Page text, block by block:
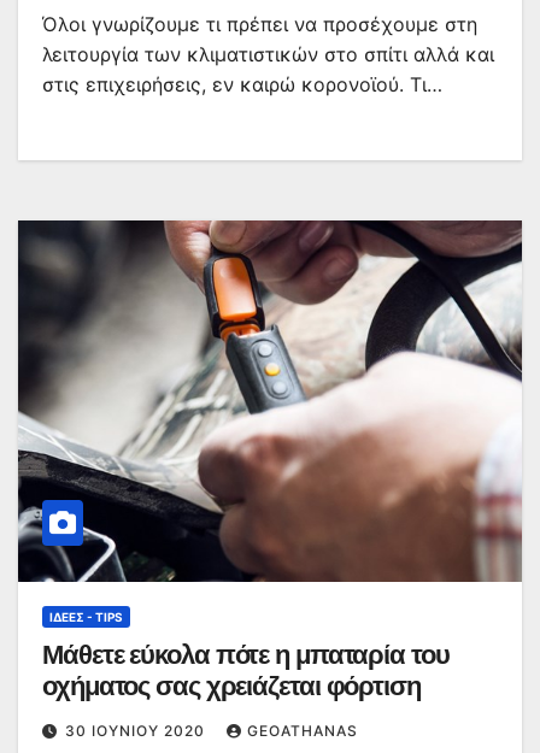
Όλοι γνωρίζουμε τι πρέπει να προσέχουμε στη
λειτουργία των κλιματιστικών στο σπίτι αλλά και
στις επιχειρήσεις, εν καιρώ κορονοϊού. Τι…
ΙΔΈΕΣ - TIPS
Μάθετε εύκολα πότε η μπαταρία του
οχήματος σας χρειάζεται φόρτιση
30 ΙΟΥΝΊΟΥ 2020 GEOATHANAS